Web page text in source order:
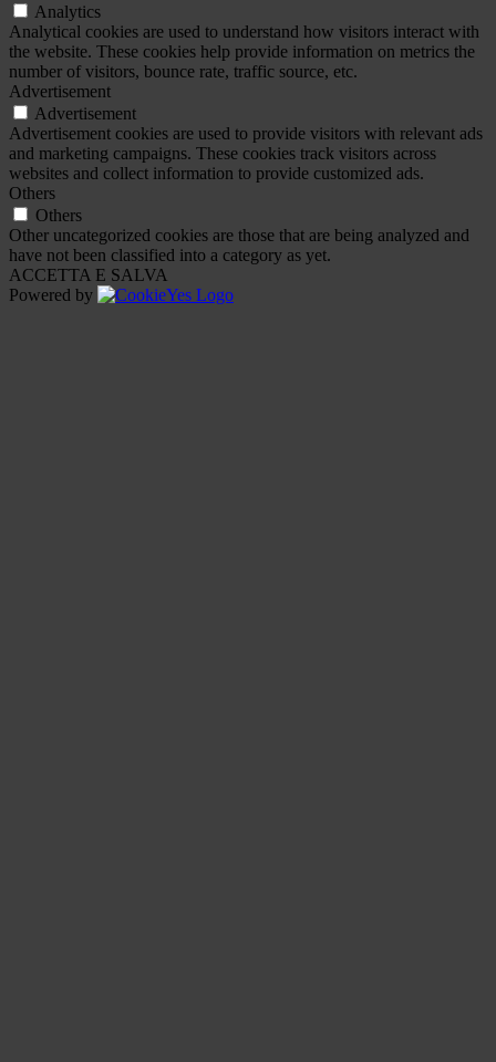
Analytics
Analytical cookies are used to understand how visitors interact with
the website. These cookies help provide information on metrics the
number of visitors, bounce rate, traffic source, etc.
Advertisement
Advertisement
Advertisement cookies are used to provide visitors with relevant ads
and marketing campaigns. These cookies track visitors across
websites and collect information to provide customized ads.
Others
Others
Other uncategorized cookies are those that are being analyzed and
have not been classified into a category as yet.
ACCETTA E SALVA
Powered by